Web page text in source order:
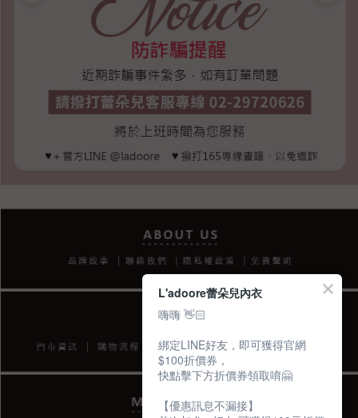
L'adoore蕾朵兒內衣
嗨嗨 👋🏻
綁定LINE好友，即可獲得官網
$100折價券，
快點擊下方折價券領取唷🤗
【優惠訊息不漏接】